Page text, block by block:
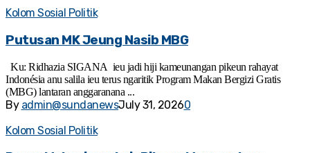
Kolom Sosial Politik
Putusan MK Jeung Nasib MBG
Ku: Ridhazia SIGANA ieu jadi hiji kameunangan pikeun rahayat
Indonésia anu salila ieu terus ngaritik Program Makan Bergizi Gratis
(MBG) lantaran anggaranana ...
By admin@sundanewsJuly 31, 20260
Kolom Sosial Politik